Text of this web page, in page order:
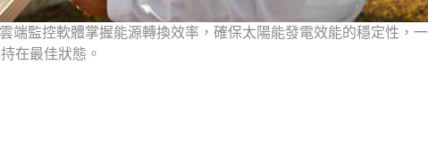
端監控軟體掌握能源轉換效率，確保太陽能發電效能的穩定性，
在最佳狀態。